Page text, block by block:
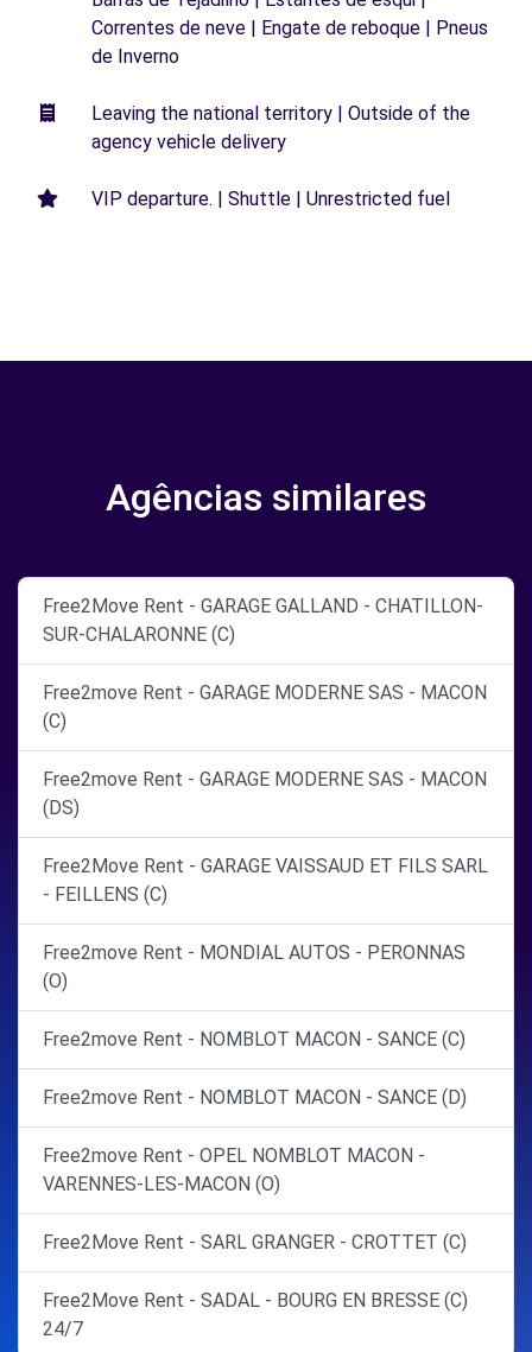
Correntes de neve | Engate de reboque | Pneus
de Inverno
Leaving the national territory | Outside of the
agency vehicle delivery
VIP departure. | Shuttle | Unrestricted fuel
Agências similares
Free2Move Rent - GARAGE GALLAND - CHATILLON-
SUR-CHALARONNE (C)
Free2move Rent - GARAGE MODERNE SAS - MACON
(C)
Free2move Rent - GARAGE MODERNE SAS - MACON
(DS)
Free2Move Rent - GARAGE VAISSAUD ET FILS SARL
- FEILLENS (C)
Free2move Rent - MONDIAL AUTOS - PERONNAS
(O)
Free2move Rent - NOMBLOT MACON - SANCE (C)
Free2move Rent - NOMBLOT MACON - SANCE (D)
Free2move Rent - OPEL NOMBLOT MACON -
VARENNES-LES-MACON (O)
Free2Move Rent - SARL GRANGER - CROTTET (C)
Free2Move Rent - SADAL - BOURG EN BRESSE (C)
24/7